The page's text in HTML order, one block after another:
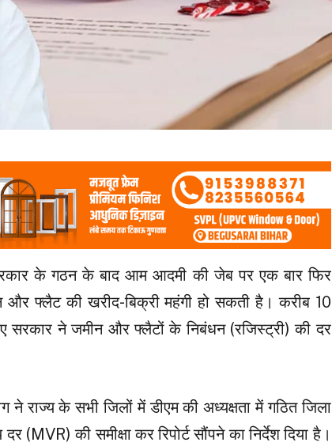
के गठन के बाद आम आदमी की जेब पर एक बार फिर
फ्लैट की खरीद-बिक्री महंगी हो सकती है। करीब 10
सरकार ने जमीन और फ्लैटों के निबंधन (रजिस्ट्री) की दर
ने राज्य के सभी जिलों में डीएम की अध्यक्षता में गठित जिला
(MVR) की समीक्षा कर रिपोर्ट सौंपने का निर्देश दिया है।